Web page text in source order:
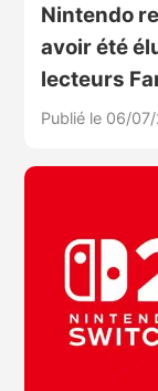
Nintendo
avoir été
lecteurs
Publié le 06/